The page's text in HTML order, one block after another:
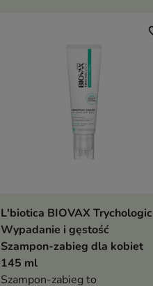
Dodaj do koszyka
L'biotica BIOVAX Trychologic
Wypadanie i gęstość
Szampon-zabieg dla kobiet
145 ml
Szampon-zabieg to